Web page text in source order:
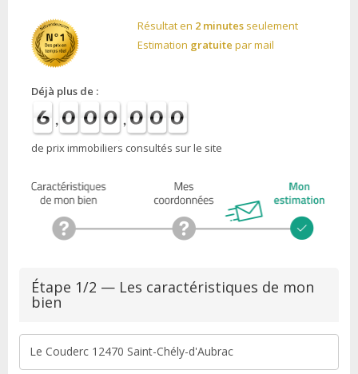
Résultat en 2 minutes seulement
Estimation gratuite par mail
Déjà plus de :
de prix immobiliers consultés sur le site
Étape 1/2 — Les caractéristiques de mon
bien